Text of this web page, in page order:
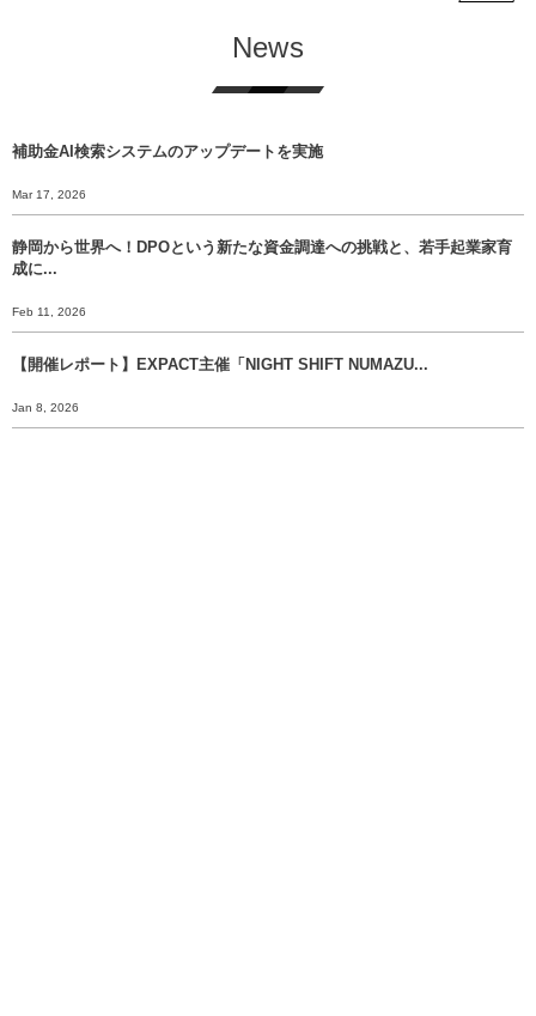
News
補助金AI検索システムのアップデートを実施
Mar 17, 2026
静岡から世界へ！DPOという新たな資金調達への挑戦と、若手起業家育
成に...
Feb 11, 2026
【開催レポート】EXPACT主催「NIGHT SHIFT NUMAZU...
Jan 8, 2026